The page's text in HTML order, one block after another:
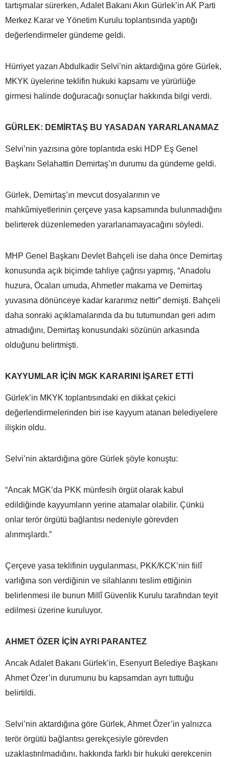
tartışmalar sürerken, Adalet Bakanı Akın Gürlek’in AK Parti
Merkez Karar ve Yönetim Kurulu toplantısında yaptığı
değerlendirmeler gündeme geldi.
Hürriyet yazarı Abdulkadir Selvi’nin aktardığına göre Gürlek,
MKYK üyelerine teklifin hukuki kapsamı ve yürürlüğe
girmesi halinde doğuracağı sonuçlar hakkında bilgi verdi.
GÜRLEK: DEMİRTAŞ BU YASADAN YARARLANAMAZ
Selvi’nin yazısına göre toplantıda eski HDP Eş Genel
Başkanı Selahattin Demirtaş’ın durumu da gündeme geldi.
Gürlek, Demirtaş’ın mevcut dosyalarının ve
mahkûmiyetlerinin çerçeve yasa kapsamında bulunmadığını
belirterek düzenlemeden yararlanamayacağını söyledi.
MHP Genel Başkanı Devlet Bahçeli ise daha önce Demirtaş
konusunda açık biçimde tahliye çağrısı yapmış, “Anadolu
huzura, Öcalan umuda, Ahmetler makama ve Demirtaş
yuvasına dönünceye kadar kararımız nettir” demişti. Bahçeli
daha sonraki açıklamalarında da bu tutumundan geri adım
atmadığını, Demirtaş konusundaki sözünün arkasında
olduğunu belirtmişti.
KAYYUMLAR İÇİN MGK KARARINI İŞARET ETTİ
Gürlek’in MKYK toplantısındaki en dikkat çekici
değerlendirmelerinden biri ise kayyum atanan belediyelere
ilişkin oldu.
Selvi’nin aktardığına göre Gürlek şöyle konuştu:
“Ancak MGK’da PKK münfesih örgüt olarak kabul
edildiğinde kayyumların yerine atamalar olabilir. Çünkü
onlar terör örgütü bağlantısı nedeniyle görevden
alınmışlardı.”
Çerçeve yasa teklifinin uygulanması, PKK/KCK’nin fiilî
varlığına son verdiğinin ve silahlarını teslim ettiğinin
belirlenmesi ile bunun Millî Güvenlik Kurulu tarafından teyit
edilmesi üzerine kuruluyor.
AHMET ÖZER İÇİN AYRI PARANTEZ
Ancak Adalet Bakanı Gürlek’in, Esenyurt Belediye Başkanı
Ahmet Özer’in durumunu bu kapsamdan ayrı tuttuğu
belirtildi.
Selvi’nin aktardığına göre Gürlek, Ahmet Özer’in yalnızca
terör örgütü bağlantısı gerekçesiyle görevden
uzaklaştırılmadığını, hakkında farklı bir hukuki gerekçenin